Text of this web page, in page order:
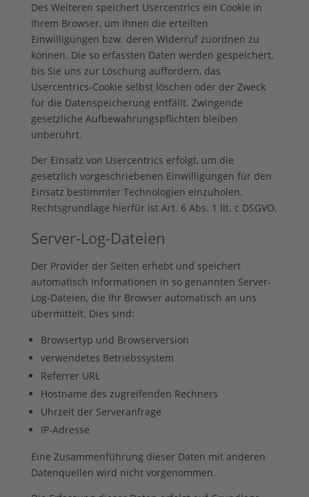
Des Weiteren speichert Usercentrics ein Cookie in
Ihrem Browser, um Ihnen die erteilten
Einwilligungen bzw. deren Widerruf zuordnen zu
können. Die so erfassten Daten werden gespeichert,
bis Sie uns zur Löschung auffordern, das
Usercentrics-Cookie selbst löschen oder der Zweck
für die Datenspeicherung entfällt. Zwingende
gesetzliche Aufbewahrungspflichten bleiben
unberührt.
Der Einsatz von Usercentrics erfolgt, um die
gesetzlich vorgeschriebenen Einwilligungen für den
Einsatz bestimmter Technologien einzuholen.
Rechtsgrundlage hierfür ist Art. 6 Abs. 1 lit. c DSGVO.
Server-Log-Dateien
Der Provider der Seiten erhebt und speichert
automatisch Informationen in so genannten Server-
Log-Dateien, die Ihr Browser automatisch an uns
übermittelt. Dies sind:
Browsertyp und Browserversion
verwendetes Betriebssystem
Referrer URL
Hostname des zugreifenden Rechners
Uhrzeit der Serveranfrage
IP-Adresse
Eine Zusammenführung dieser Daten mit anderen
Datenquellen wird nicht vorgenommen.